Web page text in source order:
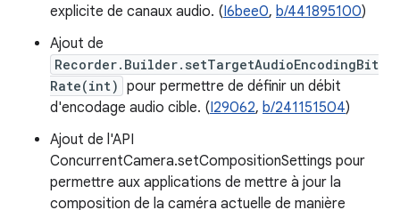
explicite de canaux audio. (I6bee0, b/441895100)
Ajout de
Recorder.Builder.setTargetAudioEncodingBit
Rate(int) pour permettre de définir un débit
d'encodage audio cible. (I29062, b/241151504)
Ajout de l'API
ConcurrentCamera.setCompositionSettings pour
permettre aux applications de mettre à jour la
composition de la caméra actuelle de manière